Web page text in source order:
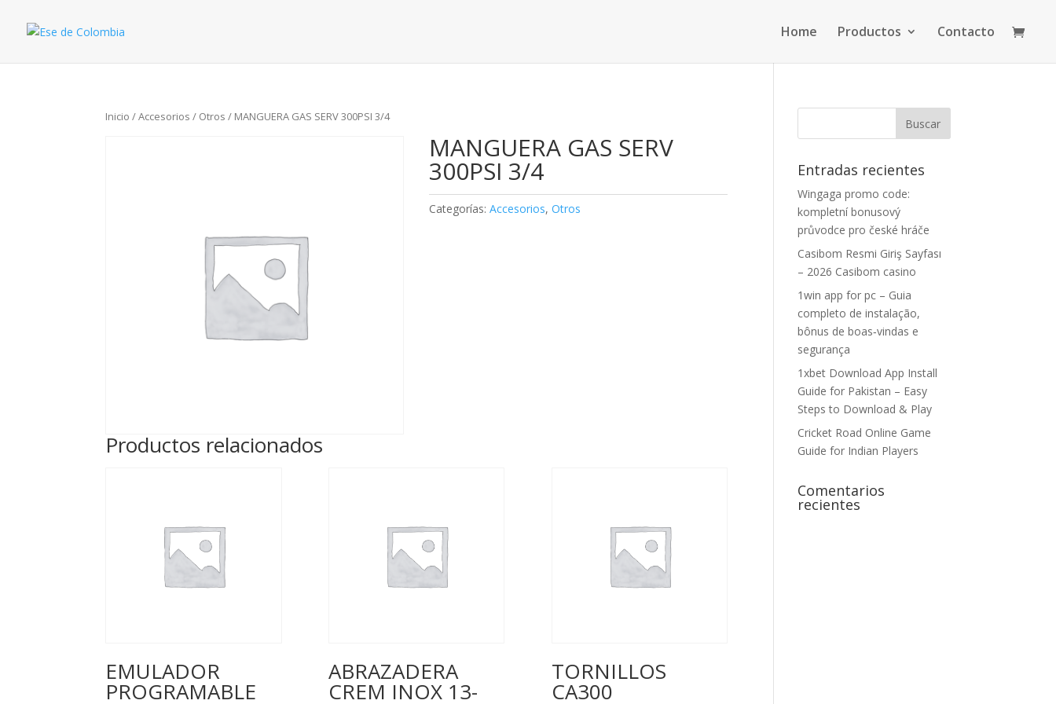
Home Productos Contacto
Inicio /Accesorios / Otros / MANGUERA GAS SERV 300PSI 3/4
MANGUERA GAS SERV
300PSI 3/4
Categorías:Accesorios,Otros
Productos relacionados
EMULADOR
PROGRAMABLE
ABRAZADERA
CREM INOX 13-
TORNILLOS
CA300
Entradas recientes
Wingaga promo code:
kompletní bonusový
průvodce pro české hráče
Casibom Resmi Giriş Sayfası
– ​2026 Casibom casino
1win app for pc – Guia
completo de instalação,
bônus de boas‑vindas e
segurança
1xbet Download App Install
Guide for Pakistan – Easy
Steps to Download & Play
Cricket Road Online Game
Guide for Indian Players
Comentarios
recientes